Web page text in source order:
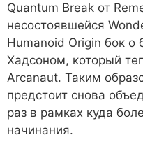
Quantum Break от
несостоявшейся
Humanoid Origin бок о
Хадсоном, который
Arcanaut. Таким
предстоит снова
раз в рамках куда
начинания.